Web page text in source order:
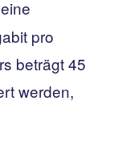
pro
beträgt 45
werden,